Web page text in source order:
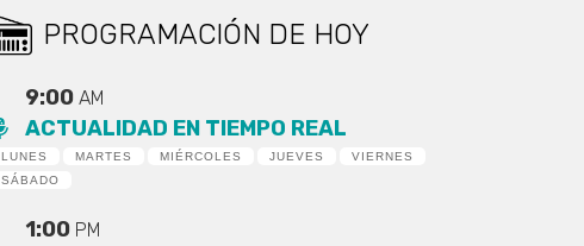
PROGRAMACIÓN DE HOY
9:00AM
ACTUALIDAD EN TIEMPO REAL
LUNES MARTES MIÉRCOLES JUEVES
VIERNES
SÁBADO
1:00 PM